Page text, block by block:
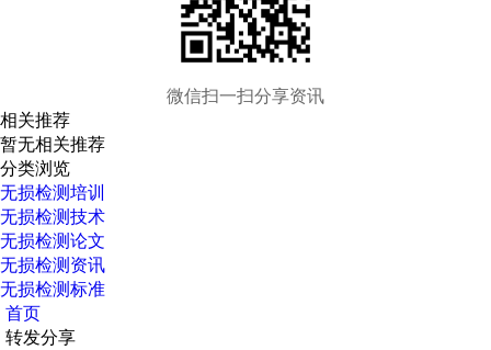
微信扫一扫分享资讯
相关推荐
暂无相关推荐
分类浏览
无损检测培训
无损检测技术
无损检测论文
无损检测资讯
无损检测标准
首页
转发分享